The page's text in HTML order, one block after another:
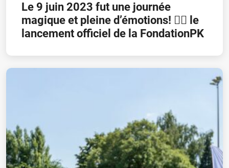
Le 9 juin 2023 fut une journée
magique et pleine d’émotions! 👉🏿 le
lancement officiel de la FondationPK